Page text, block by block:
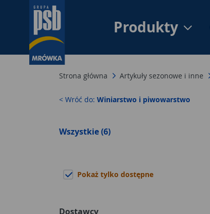
Produkty
Strona główna Artykuły sezonowe i inne
< Wróć do: Winiarstwo i piwowarstwo
Wszystkie (6)
Pokaż tylko dostępne
Dostawcy